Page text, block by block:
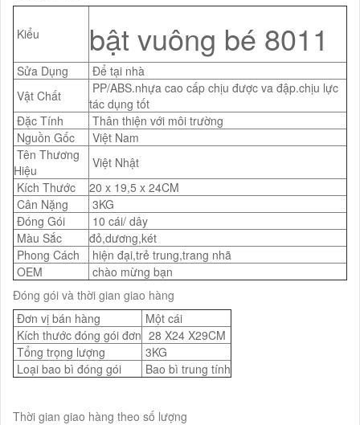
Kiểu bật vuông bé 8011
Sửa Dụng
Để tại nhà
Vật Chất
PP/ABS.nhựa cao cấp chịu được va đập.chịu lực
tác dụng tốt
Đặc Tính
Thân thiện với môi trường
Nguồn Gốc
Việt Nam
Tên Thương
Hiệu
Việt Nhật
Kích Thước
20 x 19,5 x 24CM
Cân Nặng
3KG
Đóng Gói
10 cái/ dây
Màu Sắc
đỏ,dương,két
Phong Cách
hiện đại,trẻ trung,trang nhã
OEM
chào mừng bạn
Đóng gói và thời gian giao hàng
Đơn vị bán hàng
Một cái
Kích thước đóng gói đơn 28 X24 X29CM
Tổng trọng lượng
3KG
Loại bao bì đóng gói
Bao bì trung tính
Thời gian giao hàng theo số lượng